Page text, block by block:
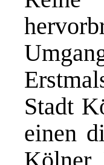
Stadt
einen